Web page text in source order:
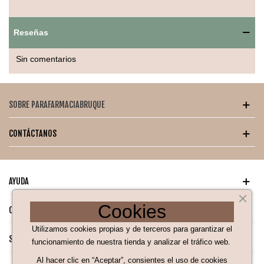
Reduce el empañamiento de gafas gracias al canal de
Características técnicas
Normativa: FFP2 NR según EN 149:2001 + A1:2009.
Uso: No reutilizable (NR).
: Plegable, con elásticos cómodos y sin látex.
Aplicaciones : Industria ligera, bricolaje, limpieza, transporte,
salud no médica.
Reseñas
Sin comentarios
SOBRE PARAFARMACIABRUQUE
CONTÁCTANOS
AYUDA
CATÁLOGO PARA TI
SÍGUENOS EN NUESTRAS REDES SOCIALES
Cookies
Utilizamos cookies propias y de terceros para garantizar el
funcionamiento de nuestra tienda y analizar el tráfico web.
Al hacer clic en “Aceptar”, consientes el uso de cookies